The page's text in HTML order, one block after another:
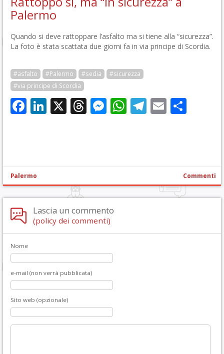
Palermo
Quando si deve rattoppare l’asfalto ma si tiene alla “sicurezza”.
La foto è stata scattata due giorni fa in via principe di Scordia.
#asfalto #Palermo #sedia
#sicurezza
#via principe di Scordia
Facebook
LinkedIn
X Threads
Messenger
WhatsApp
Telegram
Email
Palermo Commenti
Lascia un commento
(policy dei commenti)
Nome
e-mail (non verrà pubblicata)
Sito web (opzionale)